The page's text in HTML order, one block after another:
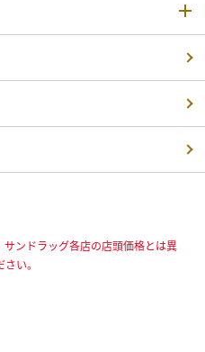
ンドラッグ各店の店頭価格とは異
い。